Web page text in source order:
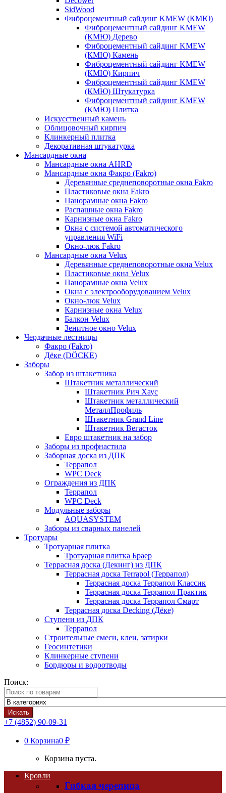
SidWood
Фиброцементный сайдинг KMEW (КМЮ)
Фиброцементный сайдинг KMEW
(КМЮ) Дерево
Фиброцементный сайдинг KMEW
(КМЮ) Камень
Фиброцементный сайдинг KMEW
(КМЮ) Кирпич
Фиброцементный сайдинг KMEW
(КМЮ) Штукатурка
Фиброцементный сайдинг KMEW
(КМЮ) Плитка
Искусственный камень
Облицовочный кирпич
Клинкерный плитка
Декоративная штукатурка
Мансардные окна
Мансардные окна AHRD
Мансардные окна Факро (Fakro)
Деревянные среднеповоротные окна Fakro
Пластиковые окна Fakro
Панорамные окна Fakro
Распашные окна Fakro
Карнизные окна Fakro
Окна с системой автоматического
управления WiFi
Окно-люк Fakro
Мансардные окна Velux
Деревянные среднеповоротные окна Velux
Пластиковые окна Velux
Панорамные окна Velux
Окна с электрооборудованием Velux
Окно-люк Velux
Карнизные окна Velux
Балкон Velux
Зенитное окно Velux
Чердачные лестницы
Факро (Fakro)
Дёке (DÖCKE)
Заборы
Забор из штакетника
Штакетник металлический
Штакетник Рич Хаус
Штакетник металлический
МеталлПрофиль
Штакетник Grand Line
Штакетник Вегасток
Евро штакетник на забор
Заборы из профнастила
Заборная доска из ДПК
Террапол
WPC Deck
Ограждения из ДПК
Террапол
WPC Deck
Модульные заборы
AQUASYSTEM
Заборы из сварных панелей
Тротуары
Тротуарная плитка
Тротуарная плитка Браер
Террасная доска (Декинг) из ДПК
Террасная доска Terrapol (Террапол)
Террасная доска Террапол Классик
Террасная доска Террапол Практик
Террасная доска Террапол Смарт
Террасная доска Decking (Дёке)
Ступени из ДПК
Террапол
Строительные смеси, клеи, затирки
Геосинтетики
Клинкерные ступени
Бордюры и водоотводы
Поиск:
Искать
+7 (4852) 90-09-31
0 Корзина0 ₽
Корзина пуста.
Кровли
Гибкая черепица